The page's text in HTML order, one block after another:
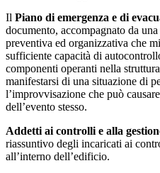
Il Piano di emergenza e di
documento, accompagnato da
preventiva ed organizzativa che
sufficiente capacità di
componenti operanti nella
manifestarsi di una situazione di
l’improvvisazione che può
dell’evento stesso.
Addetti ai controlli e alla
riassuntivo degli incaricati ai
all’interno dell’edificio.